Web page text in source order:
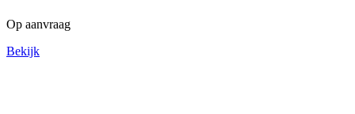
Op aanvraag
Bekijk